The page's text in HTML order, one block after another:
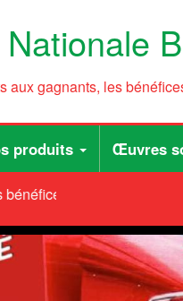
aux gagnants, les
produits Œuvres
au Faso